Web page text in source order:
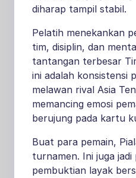
diharap tampil stabil.
Pelatih menekankan
tim, disiplin, dan
tantangan terbesar
ini adalah konsistensi
melawan rival Asia
memancing emosi
berujung pada kartu
Buat para pemain,
turnamen. Ini juga jadi
pembuktian layak